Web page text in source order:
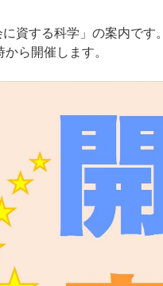
資する科学」の案内です。
ら開催します。